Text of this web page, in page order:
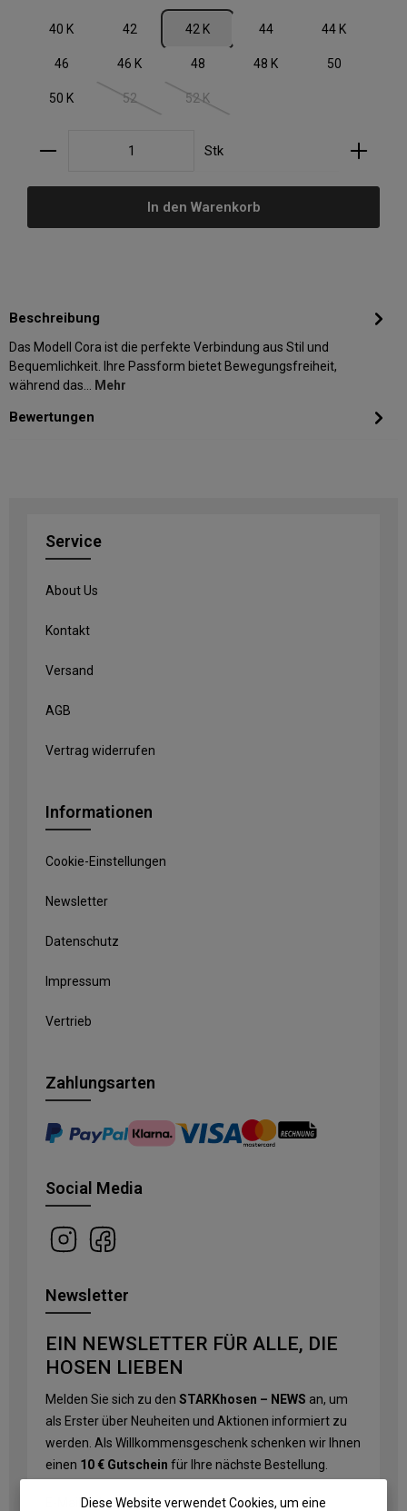
40 K 42 42 K 44 44 K
46 46 K 48 48 K 50
50 K 52(Diese Option ist zurzeit nicht verfügbar.)
52 K(Diese Option ist zurzeit nicht verfügbar.)
Produkt Anzahl: Gib den gewünschten Wert ein
Stk
In den Warenkorb
Beschreibung
Das Modell Cora ist die perfekte Verbindung aus Stil und
Bequemlichkeit. Ihre Passform bietet Bewegungsfreiheit,
während das… Mehr
Bewertungen
Service
About Us
Kontakt
Versand
AGB
Vertrag widerrufen
Informationen
Cookie-Einstellungen
Newsletter
Datenschutz
Impressum
Vertrieb
Zahlungsarten
Social Media
Newsletter
EIN NEWSLETTER FÜR ALLE, DIE
HOSEN LIEBEN
Melden Sie sich zu den STARKhosen – NEWS an, um
als Erster über Neuheiten und Aktionen informiert zu
werden. Als Willkommensgeschenk schenken wir Ihnen
einen 10 € Gutschein für Ihre nächste Bestellung.
E-Mail-Adresse*
Diese Website verwendet Cookies, um eine